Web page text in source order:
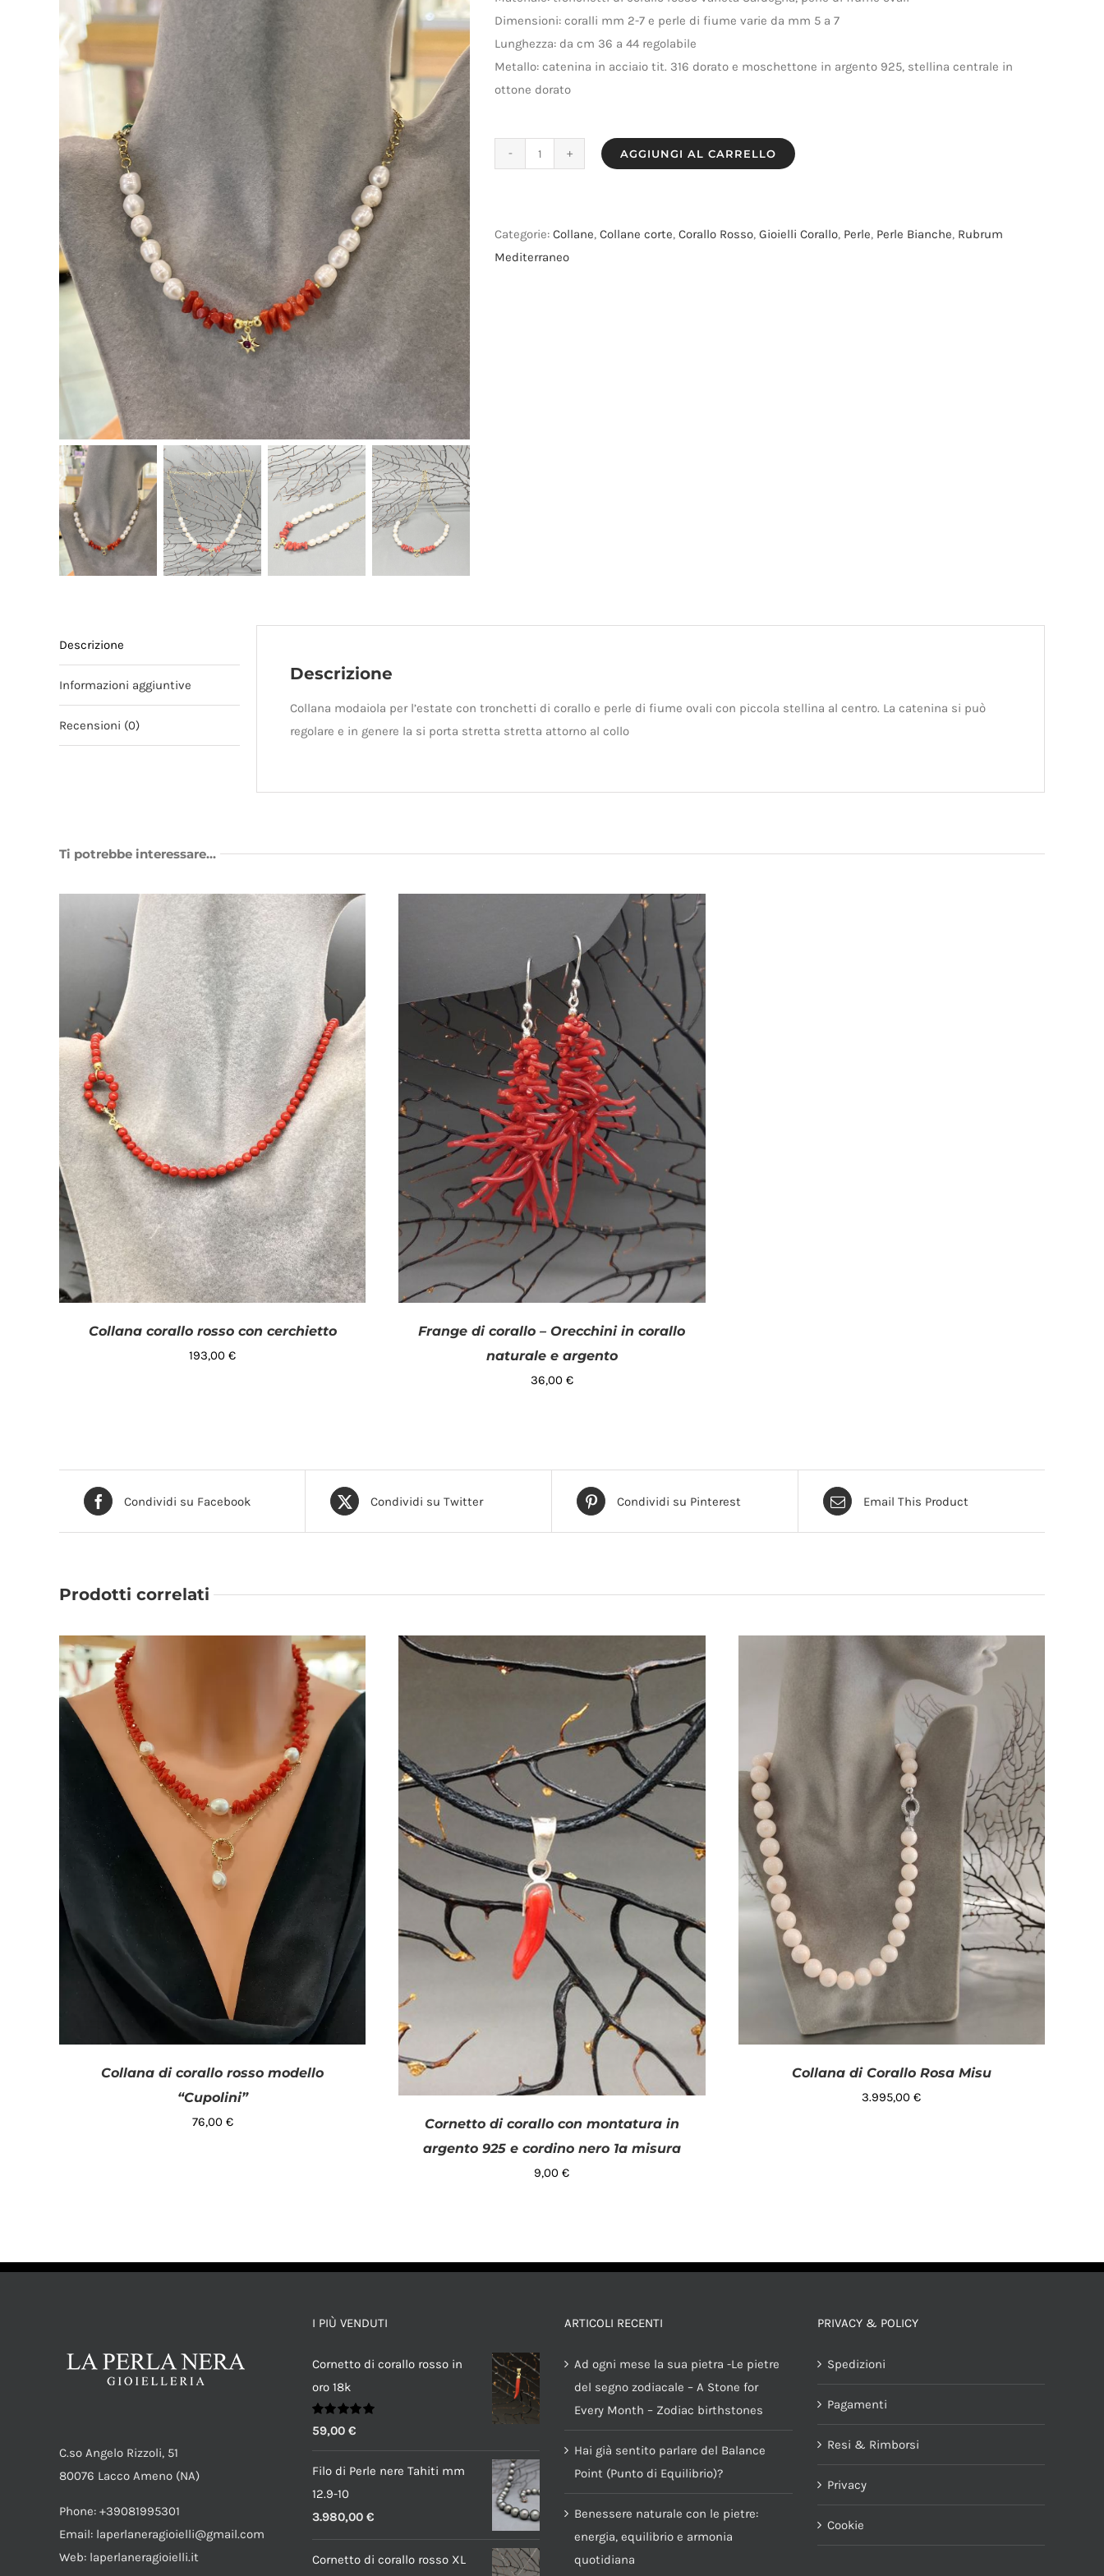
Dimensioni: coralli mm 2-7 e perle di fiume varie da mm 5 a 7
Lunghezza: da cm 36 a 44 regolabile
Metallo: catenina in acciaio tit. 316 dorato e moschettone in argento 925, stellina centrale in
ottone dorato
e
stellina
AGGIUNGI AL CARRELLO
Categorie: Collane, Collane corte, Corallo Rosso, Gioielli Corallo, Perle, Perle Bianche, Rubrum
Mediterraneo
Descrizione
Informazioni aggiuntive
Recensioni (0)
Descrizione
Collana modaiola per l’estate con tronchetti di corallo e perle di fiume ovali con piccola stellina al centro. La catenina si può
regolare e in genere la si porta stretta stretta attorno al collo
Ti potrebbe interessare…
AGGIUNGI AL CARRELLO
Collana corallo rosso con cerchietto
193,00€
AGGIUNGI AL CARRELLO / DETTAGLI
Frange di corallo – Orecchini in corallo
naturale e argento
36,00 €
Condividi su Facebook Condividi su Twitter Condividi su Pinterest Email This Product
Prodotti correlati
Collana di corallo rosso modello
“Cupolini”
76,00 €
AGGIUNGI AL CARRELLO / DETTAGLI
Cornetto di corallo con montatura in
argento 925 e cordino nero 1a misura
9,00€
Collana di Corallo Rosa Misu
3.995,00€
C.so Angelo Rizzoli, 51
80076 Lacco Ameno (NA)
Phone: +39081995301
Email: laperlaneragioielli@gmail.com
Web: laperlaneragioielli.it
I PIÙ VENDUTI
Cornetto di corallo rosso in
oro 18k
Valutato
5.00 su 5
59,00 €
Filo di Perle nere Tahiti mm
12.9-10
3.980,00 €
Cornetto di corallo rosso XL
ARTICOLI RECENTI
Ad ogni mese la sua pietra -Le pietre
del segno zodiacale – A Stone for
Every Month – Zodiac birthstones
Hai già sentito parlare del Balance
Point (Punto di Equilibrio)?
Benessere naturale con le pietre:
energia, equilibrio e armonia
quotidiana
PRIVACY & POLICY
Spedizioni
Pagamenti
Resi & Rimborsi
Privacy
Cookie